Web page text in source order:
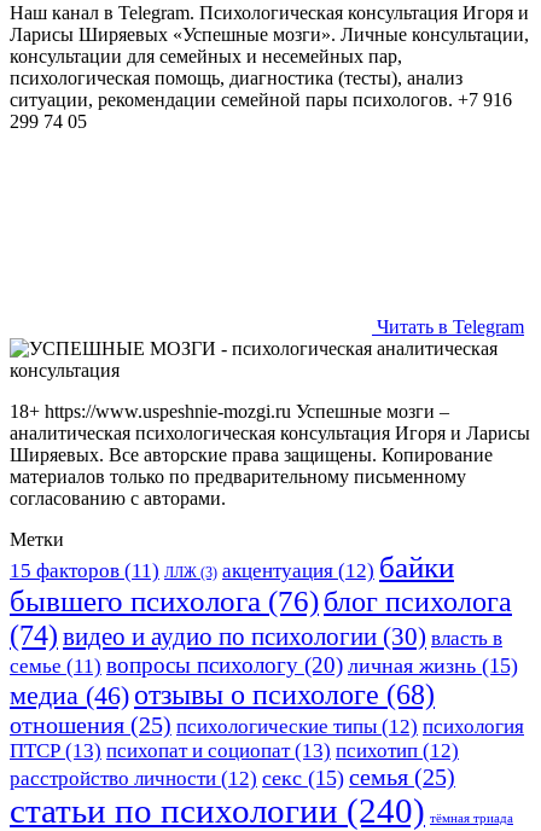
Наш канал в Telegram. Психологическая консультация Игоря и
Ларисы Ширяевых «Успешные мозги». Личные консультации,
консультации для семейных и несемейных пар,
психологическая помощь, диагностика (тесты), анализ
ситуации, рекомендации семейной пары психологов. +7 916
299 74 05
Читать в Telegram
18+ https://www.uspeshnie-mozgi.ru Успешные мозги –
аналитическая психологическая консультация Игоря и Ларисы
Ширяевых. Все авторские права защищены. Копирование
материалов только по предварительному письменному
согласованию с авторами.
Метки
15 факторов (11) ЛЛЖ (3) акцентуация (12) байки
бывшего психолога (76)блог психолога
(74) видео и аудио по психологии (30) власть в
семье (11) вопросы психологу (20) личная жизнь (15)
медиа (46) отзывы о психологе (68)
отношения (25) психологические типы (12) психология
ПТСР (13) психопат и социопат(13) психотип (12)
расстройство личности (12) секс (15) семья (25)
статьи по психологии (240) тёмная триада